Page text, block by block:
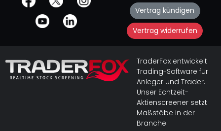
Vertrag kündigen
Vertrag widerrufen
TraderFox entwickelt
Trading-Software für
Anleger und Trader.
Unser Echtzeit-
Aktienscreener setzt
Maßstäbe in der
Branche.